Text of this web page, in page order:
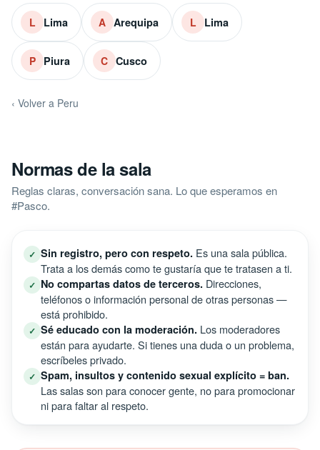
L Lima A Arequipa L Lima
P Piura C Cusco
‹ Volver a Peru
Normas de la sala
Reglas claras, conversación sana. Lo que esperamos en
#Pasco.
✓ Sin registro, pero con respeto. Es una sala pública.
Trata a los demás como te gustaría que te tratasen a ti.
✓ No compartas datos de terceros. Direcciones,
teléfonos o información personal de otras personas —
está prohibido.
✓ Sé educado con la moderación. Los moderadores
están para ayudarte. Si tienes una duda o un problema,
escríbeles privado.
✓ Spam, insultos y contenido sexual explícito = ban.
Las salas son para conocer gente, no para promocionar
ni para faltar al respeto.